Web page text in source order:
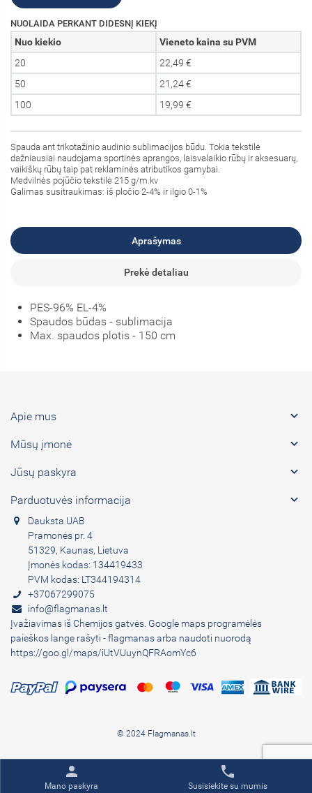
person
Mano paskyra
phone
Susisiekite su mumis
NUOLAIDA PERKANT DIDESNĮ KIEKĮ
Nuo kiekio
Vieneto kaina su PVM
20
22,49 €
50
21,24 €
100
19,99 €
Spauda ant trikotažinio audinio sublimacijos būdu. Tokia tekstilė
dažniausiai naudojama sportinės aprangos, laisvalaikio rūbų ir aksesuarų,
vaikiškų rūbų taip pat reklaminės atributikos gamybai.
Medvilnės pojūčio tekstilė 215 g/m.kv
Galimas susitraukimas: iš pločio 2-4% ir ilgio 0-1%
Aprašymas
Prekė detaliau
PES-96% EL-4%
Spaudos būdas - sublimacija
Max. spaudos plotis - 150 cm
Apie mus 
Mūsų įmonė 
Jūsų paskyra 
Parduotuvės informacija 
Dauksta UAB
Pramonės pr. 4
51329, Kaunas, Lietuva
Įmonės kodas: 134419433
PVM kodas: LT344194314
+37067299075
info@flagmanas.lt
Įvažiavimas iš Chemijos gatvės. Google maps programėlės
paieškos lange rašyti - flagmanas arba naudoti nuorodą
https://goo.gl/maps/iUtVUuynQFRAomYc6
© 2024 Flagmanas.lt